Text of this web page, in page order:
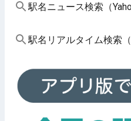
駅名ニュース検索（
駅名リアルタイム検索（